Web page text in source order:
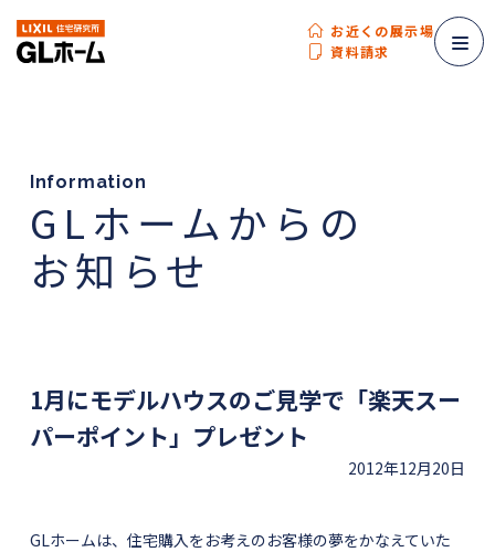
お近くの展示場
資料請求
Information
GLホームからの
お知らせ
1月にモデルハウスのご見学で「楽天スー
パーポイント」プレゼント
2012年12月20日
GLホームは、住宅購入をお考えのお客様の夢をかなえていた